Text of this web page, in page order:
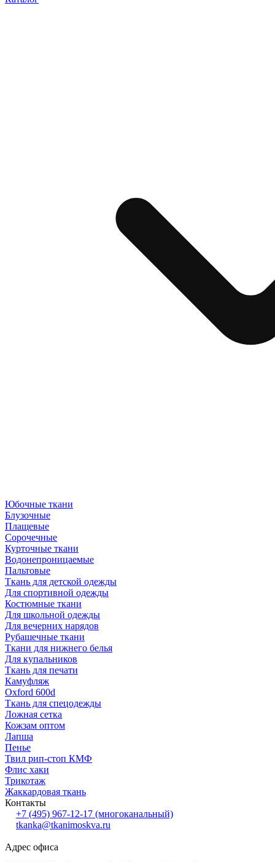
Юбочные ткани
Блузочные
Плащевые
Сорочечные
Курточные ткани
Водонепроницаемые
Пальтовые
Ткань для детской одежды
Для спортивной одежды
Костюмные ткани
Для школьной одежды
Для вечерних нарядов
Рубашечные ткани
Ткани для нижнего белья
Для купальников
Ткань для печати
Камуфляж
Oxford 600d
Ткань для спецодежды
Ложная сетка
Кожзам оптом
Лапша
Пенье
Твил рип-стоп КМФ
Флис хаки
Трикотаж
Жаккардовая ткань
Контакты
+7 (495) 967-12-17 (многоканальный)
tkanka@tkanimoskva.ru
Адрес офиса